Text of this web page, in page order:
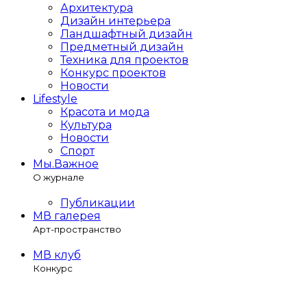
Архитектура
Дизайн интерьера
Ландшафтный дизайн
Предметный дизайн
Техника для проектов
Конкурс проектов
Новости
Lifestyle
Красота и мода
Культура
Новости
Спорт
Мы.Важное
О журнале
Публикации
МВ галерея
Арт-пространство
МВ клуб
Конкурс